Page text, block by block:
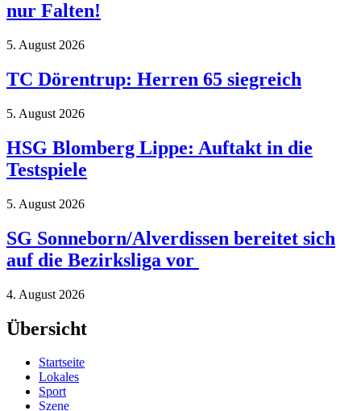
nur Falten!
5. August 2026
TC Dörentrup: Herren 65 siegreich
5. August 2026
HSG Blomberg Lippe: Auftakt in die
Testspiele
5. August 2026
SG Sonneborn/Alverdissen bereitet sich
auf die Bezirksliga vor
4. August 2026
Übersicht
Startseite
Lokales
Sport
Szene